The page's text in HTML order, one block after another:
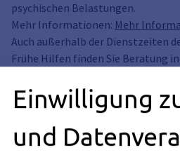
psychischen Belastungen.
Mehr Informationen: Mehr
Auch außerhalb der Dienstzeiten
Frühe Hilfen finden Sie Beratung
bei-notfall-und-krise
Einwilligung
und